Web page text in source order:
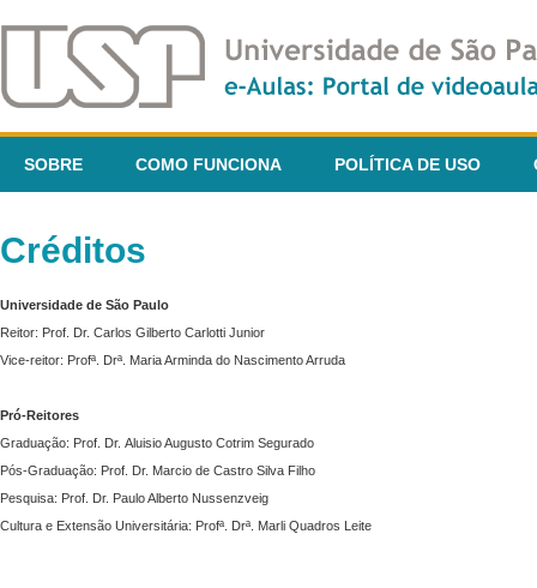
SOBRE COMO FUNCIONA POLÍTICA DE USO
Créditos
Universidade de São Paulo
Reitor: Prof. Dr. Carlos Gilberto Carlotti Junior
Vice-reitor: Profª. Drª. Maria Arminda do Nascimento Arruda
Pró-Reitores
Graduação: Prof. Dr. Aluisio Augusto Cotrim Segurado
Pós-Graduação: Prof. Dr. Marcio de Castro Silva Filho
Pesquisa: Prof. Dr. Paulo Alberto Nussenzveig
Cultura e Extensão Universitária: Profª. Drª. Marli Quadros Leite